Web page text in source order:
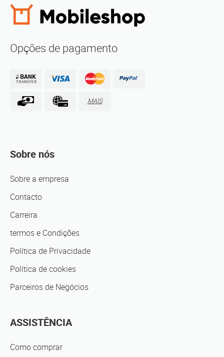
Opções de pagamento
MAIS
Sobre nós
Sobre a empresa
Contacto
Carreira
termos e Condições
Política de Privacidade
Política de cookies
Parceiros de Negócios
ASSISTÊNCIA
Como comprar